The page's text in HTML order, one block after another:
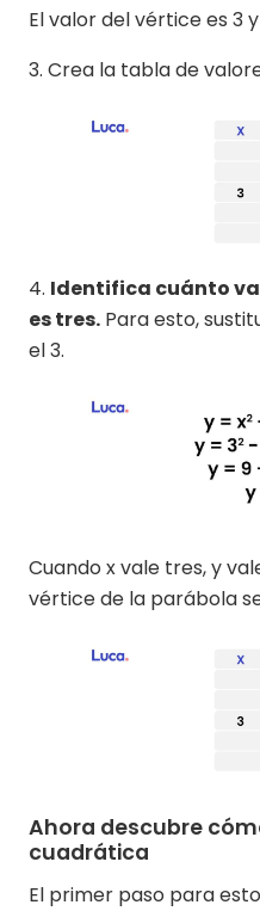
El valor del vértice es 3
3. Crea la tabla de
4. Identifica cuánto
es tres. Para esto,
el 3.
Cuando x vale tres, y
vértice de la parábola
Ahora descubre
cuadrática
El primer paso para